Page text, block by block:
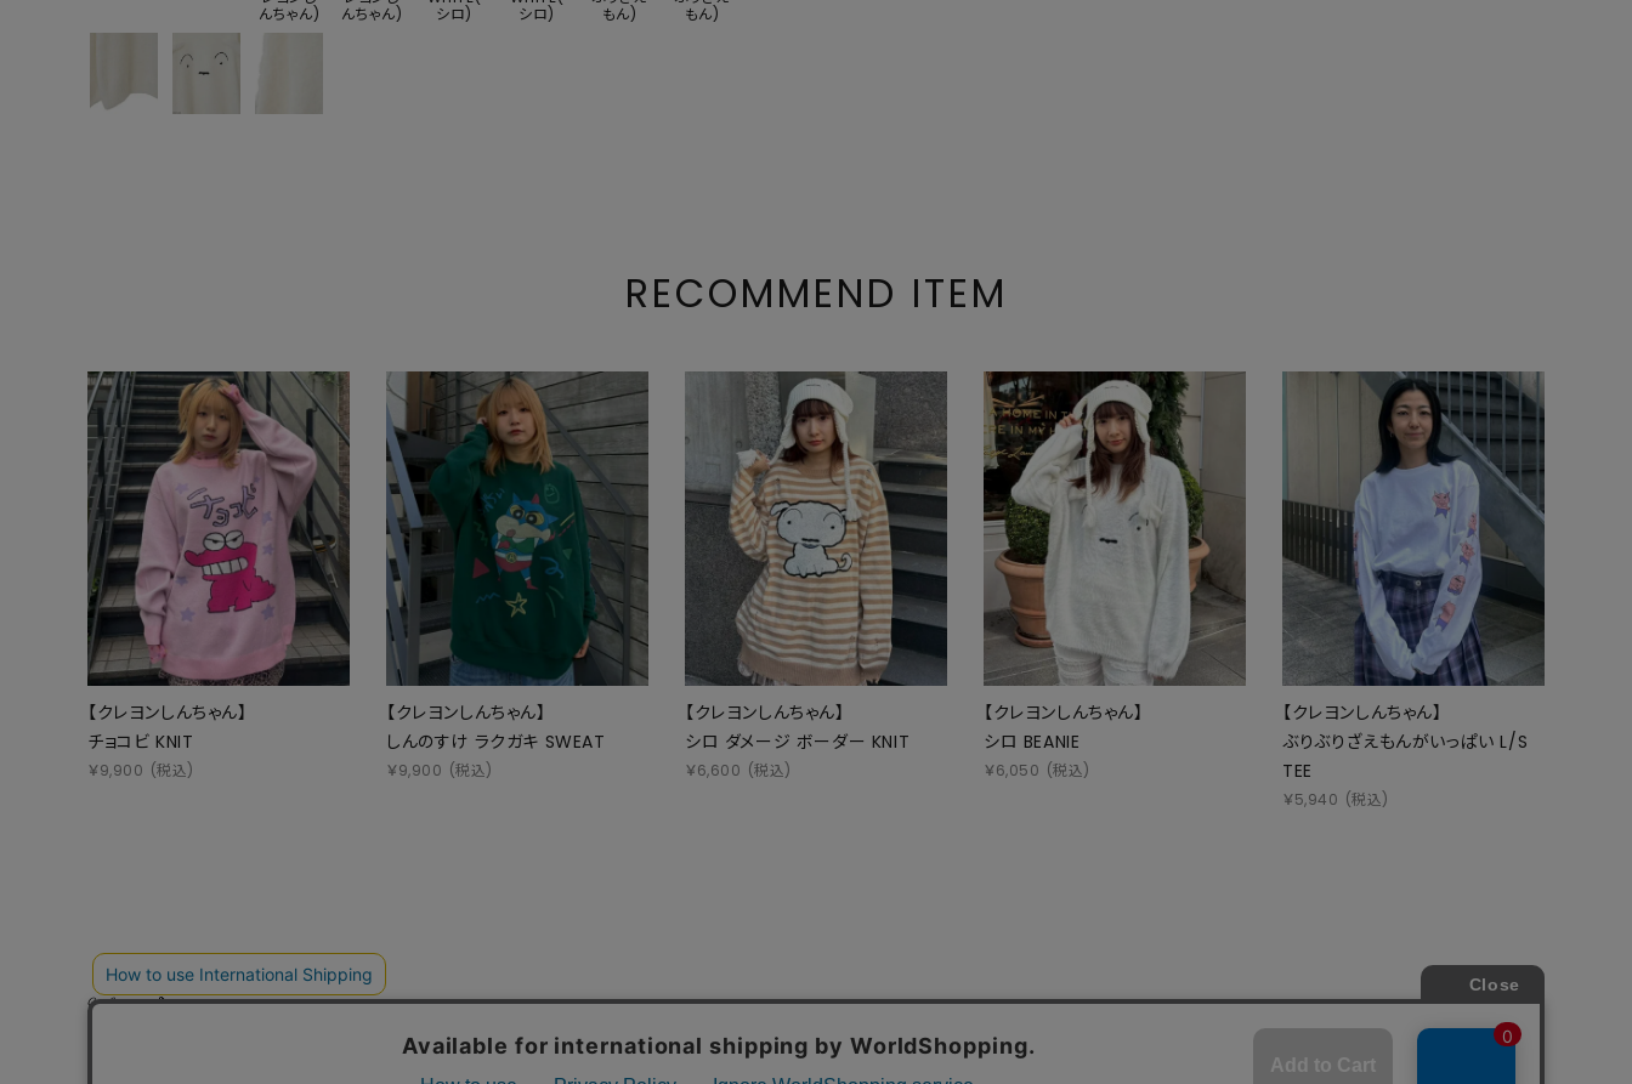
んちゃん)
んちゃん)
シロ)
シロ)
もん)
もん)
RECOMMEND ITEM
【クレヨンしんちゃん】
チョコビ KNIT
￥9,900 (税込)
【クレヨンしんちゃん】
しんのすけ ラクガキ SWEAT
￥9,900 (税込)
【クレヨンしんちゃん】
シロ ダメージ ボーダー KNIT
￥6,600 (税込)
【クレヨンしんちゃん】
シロ BEANIE
￥6,050 (税込)
【クレヨンしんちゃん】
ぶりぶりざえもんがいっぱい L/S
TEE
￥5,940 (税込)
お問い合わせ プライバシーポリシー SHOP LIST RECRUIT